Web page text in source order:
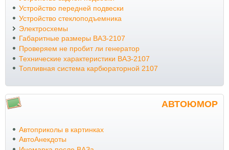
Устройство передней подвески
Устройство стеклоподъемника
Электросхемы
Габаритные размеры ВАЗ-2107
Проверяем не пробит ли генератор
Технические характеристики ВАЗ-2107
Топливная система карбюраторной 2107
АВТОЮМОР
Автоприколы в картинках
АвтоАнекдоты